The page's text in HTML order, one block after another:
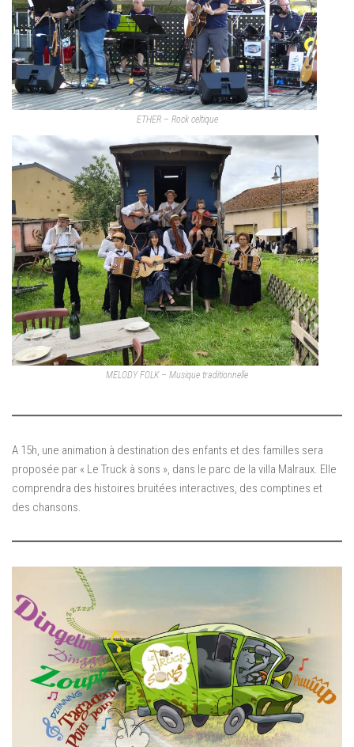
ETHER – Rock celtique
MELODY FOLK – Musique traditionnelle
A 15h, une animation à destination des enfants et des familles sera
proposée par « Le Truck à sons », dans le parc de la villa Malraux. Elle
comprendra des histoires bruitées interactives, des comptines et
des chansons.